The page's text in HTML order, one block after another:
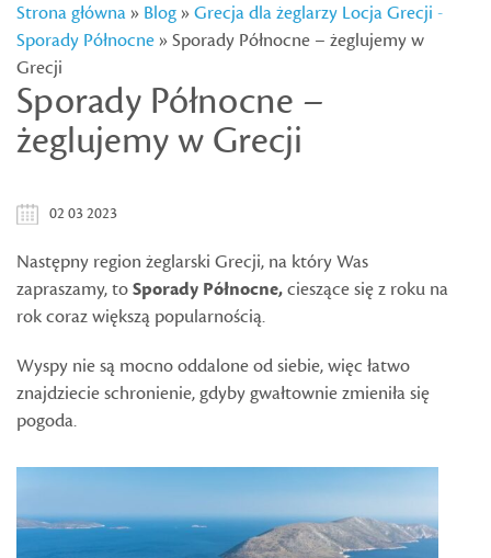
Strona główna» Blog»Grecja dla żeglarzy Locja Grecji -
Sporady Północne» Sporady Północne – żeglujemy w
Grecji
Sporady Północne –
żeglujemy w Grecji
02 03 2023
Następny region żeglarski Grecji, na który Was
zapraszamy, toSporady Północne,cieszące się z roku na
rok coraz większą popularnością.
Wyspy nie są mocno oddalone od siebie, więc łatwo
znajdziecie schronienie, gdyby gwałtownie zmieniła się
pogoda.